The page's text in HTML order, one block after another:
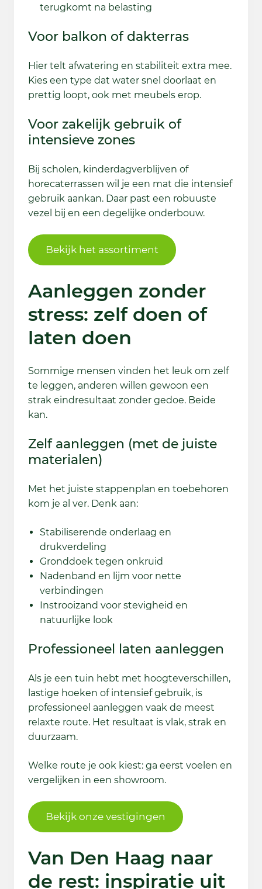
terugkomt na belasting
Voor balkon of dakterras
Hier telt afwatering en stabiliteit extra mee.
Kies een type dat water snel doorlaat en
prettig loopt, ook met meubels erop.
Voor zakelijk gebruik of
intensieve zones
Bij scholen, kinderdagverblijven of
horecaterrassen wil je een mat die intensief
gebruik aankan. Daar past een robuuste
vezel bij en een degelijke onderbouw.
Bekijk het assortiment
Aanleggen zonder
stress: zelf doen of
laten doen
Sommige mensen vinden het leuk om zelf
te leggen, anderen willen gewoon een
strak eindresultaat zonder gedoe. Beide
kan.
Zelf aanleggen (met de juiste
materialen)
Met het juiste stappenplan en toebehoren
kom je al ver. Denk aan:
Stabiliserende onderlaag en
drukverdeling
Gronddoek tegen onkruid
Nadenband en lijm voor nette
verbindingen
Instrooizand voor stevigheid en
natuurlijke look
Professioneel laten aanleggen
Als je een tuin hebt met hoogteverschillen,
lastige hoeken of intensief gebruik, is
professioneel aanleggen vaak de meest
relaxte route. Het resultaat is vlak, strak en
duurzaam.
Welke route je ook kiest: ga eerst voelen en
vergelijken in een showroom.
Bekijk onze vestigingen
Van Den Haag naar
de rest: inspiratie uit